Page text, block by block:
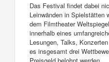
Das Festival findet dabei
Leinwänden in Spielstätten
dem Filmtheater
innerhalb eines
Lesungen, Talks,
es insgesamt drei
Preisgeld belohnt werden.